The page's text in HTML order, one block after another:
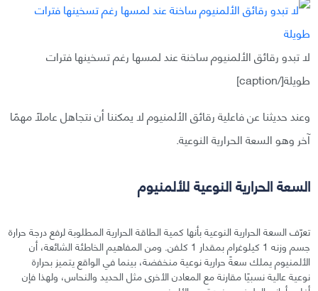
لا تبدو رقائق الألمنيوم ساخنة عند لمسها رغم تسخينها فترات
طويلة[/caption]
وعند حديثنا عن فاعلية رقائق الألمنيوم لا يمكننا أن نتجاهل عاملًا مهمًا
آخر وهو السعة الحرارية النوعية.
السعة الحرارية النوعية للألمنيوم
تعرّف السعة الحرارية النوعية بأنها كمية الطاقة الحرارية المطلوبة لرفع درجة حرارة
جسم وزنه 1 كيلوغرام بمقدار 1 كلفن. ومن المفاهيم الخاطئة الشائعة، أن
الألمنيوم يملك سعةً حرارية نوعية منخفضة، بينما في الواقع يتميز بحرارة
نوعية عالية نسبيًا مقارنة مع المعادن الأخرى مثل الحديد والنحاس، ولهذا فإن